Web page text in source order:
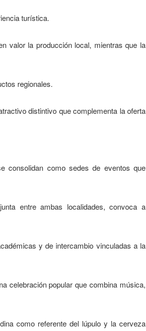
turística.
valor la producción local, mientras que la
regionales.
distintivo que complementa la oferta
consolidan como sedes de eventos que
entre ambas localidades, convoca a
y de intercambio vinculadas a la
celebración popular que combina música,
como referente del lúpulo y la cerveza